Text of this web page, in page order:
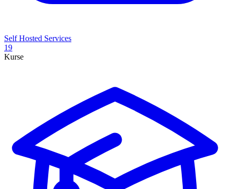
Self Hosted Services
19
Kurse